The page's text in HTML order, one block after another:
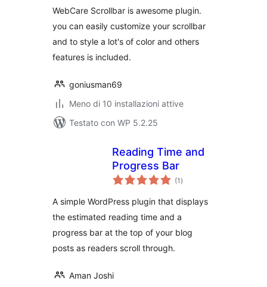
WebCare Scrollbar is awesome plugin.
you can easily customize your scrollbar
and to style a lot's of color and others
features is included.
goniusman69
Meno di 10 installazioni attive
Testato con WP 5.2.25
Reading Time and
Progress Bar
(1 valutazioni
totali
)
A simple WordPress plugin that displays
the estimated reading time and a
progress bar at the top of your blog
posts as readers scroll through.
Aman Joshi